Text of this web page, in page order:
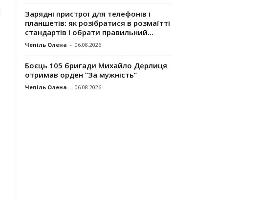
Зарядні пристрої для телефонів і
планшетів: як розібратися в розмаїтті
стандартів і обрати правильний...
Чепіль Олена - 06.08.2026
Боєць 105 бригади Михайло Дерлиця
отримав орден “За мужність”
Чепіль Олена - 06.08.2026